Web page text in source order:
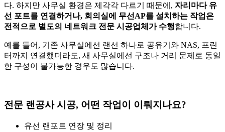
다. 하지만 사무실 환경은 제각각 다르기 때문에, 자리마다 유
선 포트를 연결하거나, 회의실에 무선AP를 설치하는 작업은
전적으로 별도의 네트워크 전문 시공업체가 수행합니다.
예를 들어, 기존 사무실에선 랜선 하나로 공유기와 NAS, 프린
터까지 연결했더라도, 새 사무실에선 구조나 거리 문제로 동일
한 구성이 불가능한 경우도 많습니다.
전문 랜공사 시공, 어떤 작업이 이뤄지나요?
유선 랜포트 연장 및 정리